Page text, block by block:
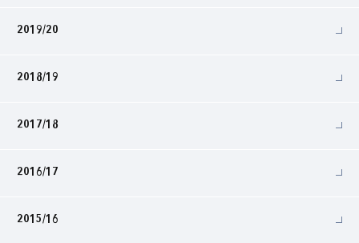
2019/20
2018/19
2017/18
2016/17
2015/16